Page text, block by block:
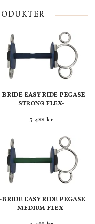
BRIDE EASY RIDE PEGASE
STRONG FLEX-
3 488 kr
BRIDE EASY RIDE PEGASE
MEDIUM FLEX-